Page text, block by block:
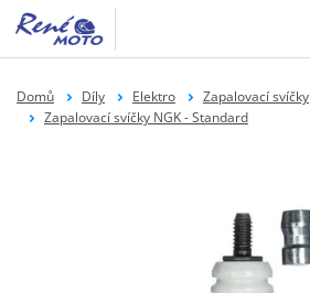
Domů Díly Elektro
Zapalovací svíčky
Zapalovací svíčky NGK - Standard